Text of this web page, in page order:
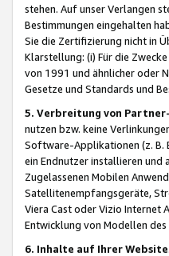
stehen. Auf unser Verlangen
Bestimmungen eingehalten
Sie die Zertifizierung nicht in
Klarstellung: (i) Für die
von 1991 und ähnlicher oder
Gesetze und Standards und
5. Verbreitung von
nutzen bzw. keine
Software-Applikationen (z. B.
ein Endnutzer installieren und
Zugelassenen Mobilen
Satellitenempfangsgeräte,
Viera Cast oder Vizio Internet
Entwicklung von Modellen
6. Inhalte auf Ihrer Website